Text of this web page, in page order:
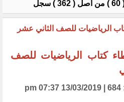
كتاب الرياضيات للصف